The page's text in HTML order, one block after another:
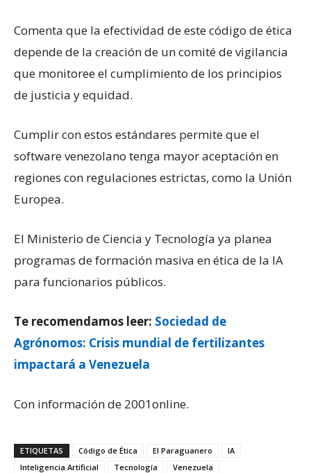
Comenta que la efectividad de este código de ética
depende de la creación de un comité de vigilancia
que monitoree el cumplimiento de los principios
de justicia y equidad.
Cumplir con estos estándares permite que el
software venezolano tenga mayor aceptación en
regiones con regulaciones estrictas, como la Unión
Europea.
El Ministerio de Ciencia y Tecnología ya planea
programas de formación masiva en ética de la IA
para funcionarios públicos.
Te recomendamos leer: Sociedad de
Agrónomos: Crisis mundial de fertilizantes
impactará a Venezuela
Con información de 2001online.
ETIQUETAS Código de Ética El Paraguanero
IA
Inteligencia Artificial
Tecnología Venezuela